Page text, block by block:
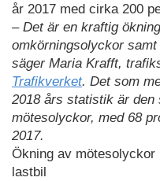
år 2017 med cirka 200
– Det är en kraftig
omkörningsolyckor
säger Maria Krafft,
Trafikverket. Det som
2018 års statistik är den
mötesolyckor, med 68
2017.
Ökning av mötesolyckor
lastbil